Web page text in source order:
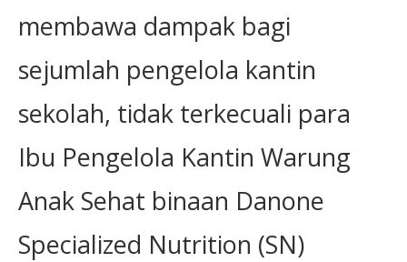
membawa dampak bagi
sejumlah pengelola kantin
sekolah, tidak terkecuali para
Ibu Pengelola Kantin Warung
Anak Sehat binaan Danone
Specialized Nutrition (SN)